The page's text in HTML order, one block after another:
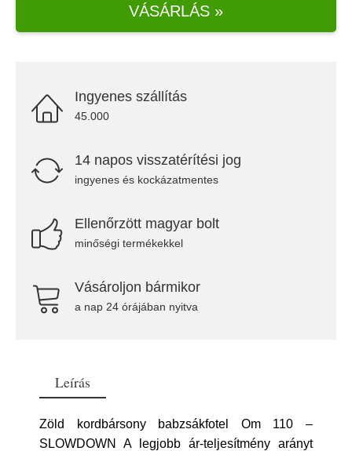
VÁSÁRLÁS »
Ingyenes szállítás
45.000
14 napos visszatérítési jog
ingyenes és kockázatmentes
Ellenőrzött magyar bolt
minőségi termékekkel
Vásároljon bármikor
a nap 24 órájában nyitva
Leírás
Zöld kordbársony babzsákfotel Om 110 –
SLOWDOWN A legjobb ár-teljesítmény arányt